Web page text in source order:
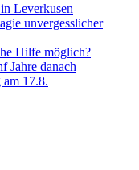
Leverkusen
unvergesslicher
Hilfe möglich?
Jahre danach
am 17.8.